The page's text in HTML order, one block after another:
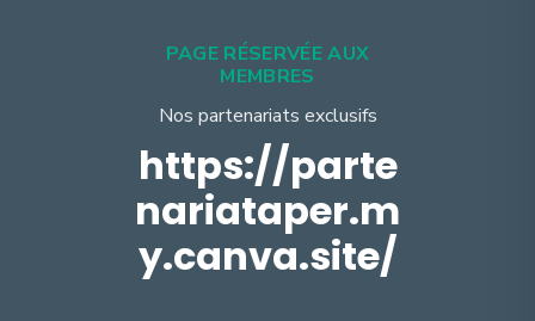
PAGE RÉSERVÉE AUX
MEMBRES
Nos partenariats exclusifs
https://parte
nariataper.m
y.canva.site/